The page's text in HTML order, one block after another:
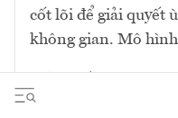
cốt lõi để giải quyết
không gian. Mô